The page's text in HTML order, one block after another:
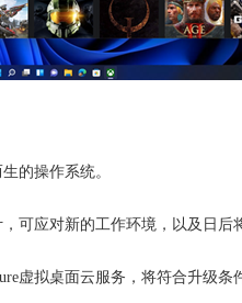
的操作系统。
可应对新的工作环境，以及日后
虚拟桌面云服务，将符合升级条